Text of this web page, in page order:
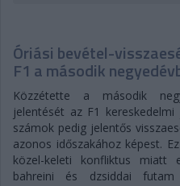
Óriási bevétel-
F1 a második
Közzétette a második
jelentését az F1
számok pedig jelentős
azonos időszakához képest.
közel-keleti konfliktus miatt
bahreini és dzsiddai futam